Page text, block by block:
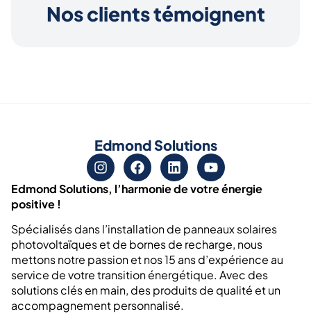
Nos clients témoignent
Edmond Solutions
Edmond Solutions, l’harmonie de votre énergie
positive !
Spécialisés dans l’installation de panneaux solaires
photovoltaïques et de bornes de recharge, nous
mettons notre passion et nos 15 ans d’expérience au
service de votre transition énergétique. Avec des
solutions clés en main, des produits de qualité et un
accompagnement personnalisé.